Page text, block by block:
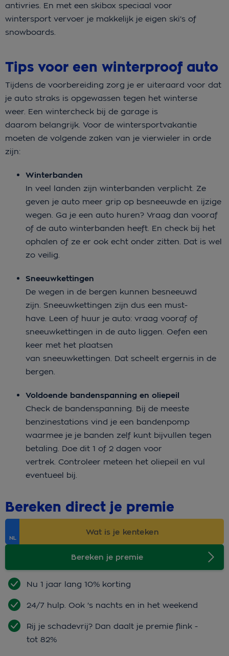
antivries. En met een skibox speciaal voor
wintersport vervoer je makkelijk je eigen ski’s of
snowboards.
Tips voor een winterproof auto
Tijdens de voorbereiding zorg je er uiteraard voor dat
je auto straks is opgewassen tegen het winterse
weer. Een wintercheck bij de garage is
daarom belangrijk. Voor de wintersportvakantie
moeten de volgende zaken van je vierwieler in orde
zijn:
Winterbanden
In veel landen zijn winterbanden verplicht. Ze
geven je auto meer grip op besneeuwde en ijzige
wegen. Ga je een auto huren? Vraag dan vooraf
of de auto winterbanden heeft. En check bij het
ophalen of ze er ook echt onder zitten. Dat is wel
zo veilig.
Sneeuwkettingen
De wegen in de bergen kunnen besneeuwd
zijn. Sneeuwkettingen zijn dus een must-
have. Leen of huur je auto: vraag vooraf of
sneeuwkettingen in de auto liggen. Oefen een
keer met het plaatsen
van sneeuwkettingen. Dat scheelt ergernis in de
bergen.
Voldoende bandenspanning en oliepeil
Check de bandenspanning. Bij de meeste
benzinestations vind je een bandenpomp
waarmee je je banden zelf kunt bijvullen tegen
betaling. Doe dit 1 of 2 dagen voor
vertrek. Controleer meteen het oliepeil en vul
eventueel bij.
Bereken direct je premie
Bereken je premie
Nu 1 jaar lang 10% korting
24/7 hulp. Ook 's nachts en in het weekend
Rij je schadevrij? Dan daalt je premie flink -
tot 82%